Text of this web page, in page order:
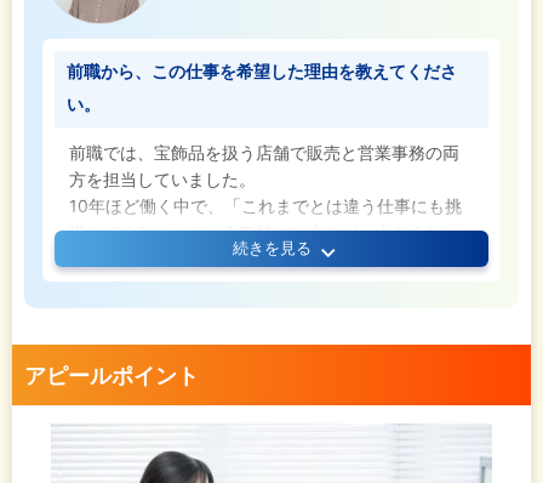
いう人生を歩んでいきたいか」という
ライフプランについても聞いてくださり、自分の将
来を一緒に考えてくれる会社だと感じました。
前職から、この仕事を希望した理由を教えてくださ
い。
前職では、宝飾品を扱う店舗で販売と営業事務の両
方を担当していました。
10年ほど働く中で、「これまでとは違う仕事にも挑
戦してみたい」という気持ちが少しずつ大きくな
り、転職を考えるようになりました。
求人記事を読んだときに、未経験からでも挑戦でき
そうな雰囲気が伝わってきたことや、通勤しやすい
続きを見る
アピールポイント